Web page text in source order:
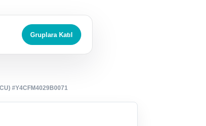
Gruplara Katıl
#Y4CFM4029B0071